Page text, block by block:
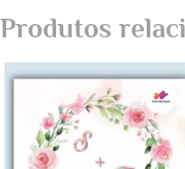
Produtos